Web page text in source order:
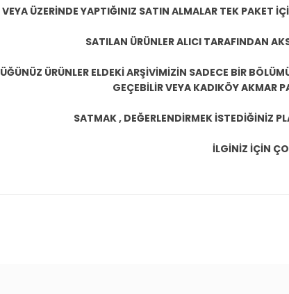
ÜZERİNDE YAPTIĞINIZ SATIN ALMALAR TEK PAKET
SATILAN ÜRÜNLER ALICI TARAFINDAN
ÜRÜNLER ELDEKİ ARŞİVİMİZİN SADECE BİR
GEÇEBİLİR VEYA KADIKÖY AKMAR
SATMAK , DEĞERLENDİRMEK İSTEDİĞİNİZ
İLGİNİZ İÇİN